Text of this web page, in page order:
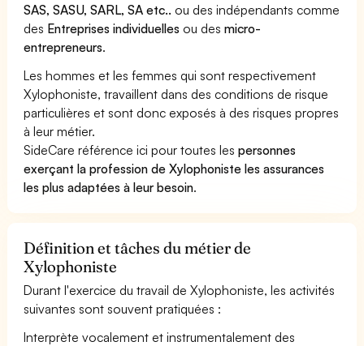
SAS, SASU, SARL, SA etc.. ou des indépendants comme
des Entreprises individuelles ou desmicro-
entrepreneurs.
Les hommes et les femmes qui sont respectivement
Xylophoniste, travaillent dans des conditions de risque
particulières et sont donc exposés à des risques propres
à leur métier.
SideCare référence ici pour toutes lespersonnes
exerçant la profession de Xylophoniste les assurances
les plus adaptées à leur besoin.
Définition et tâches du métier de
Xylophoniste
Durant l'exercice du travail de Xylophoniste, les activités
suivantes sont souvent pratiquées :
Interprète vocalement et instrumentalement des